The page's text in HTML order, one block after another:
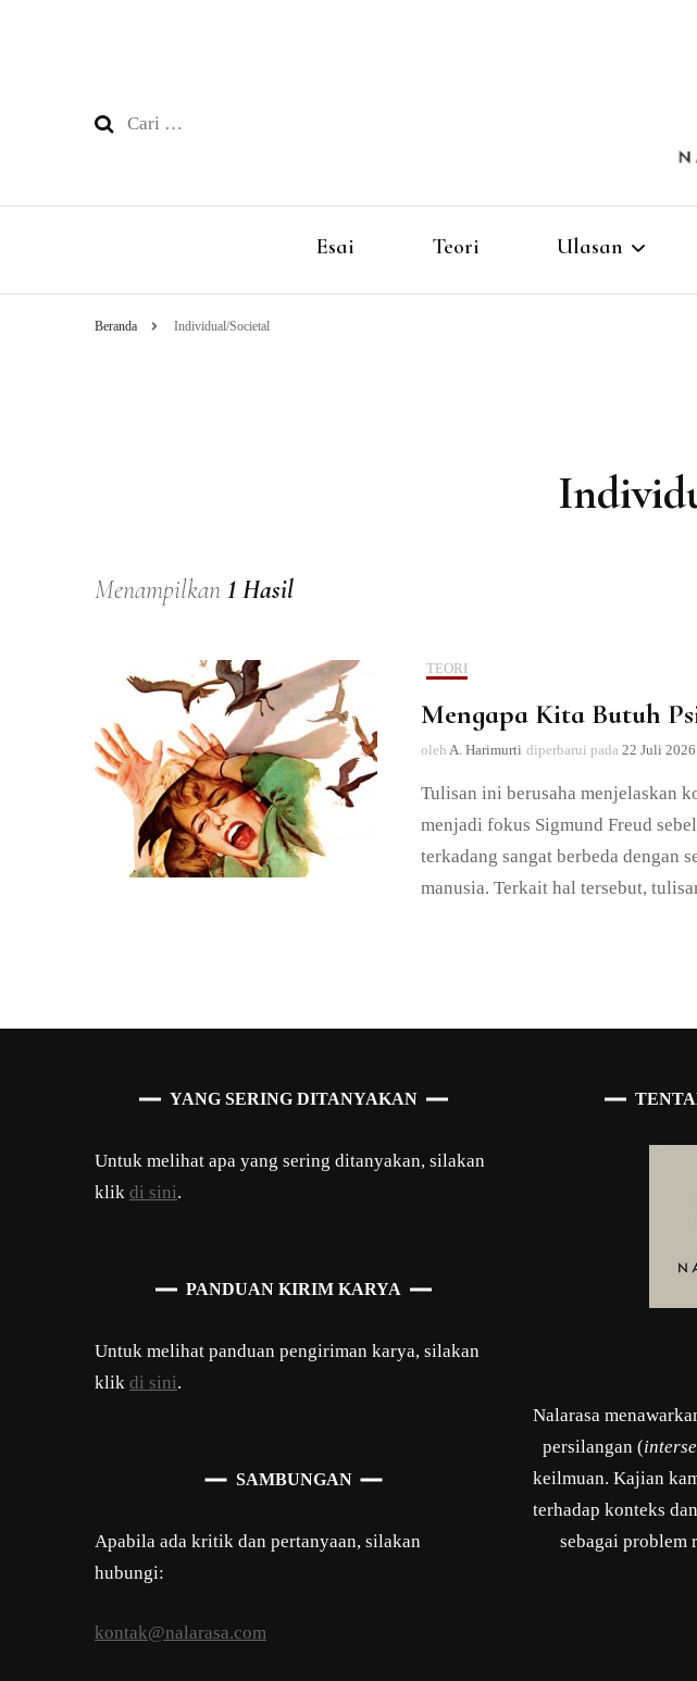
Cari
Nalarasa
Esai Teori Ulasan
Lain-lain
Beranda Individual/Societal
Menampilkan 1 Hasil
TEORI
Mengapa Kita Butuh
oleh A. Harimurti diperbarui pada 22 Juli 2026
Tulisan ini berusaha menjelaskan
menjadi fokus Sigmund Freud
terkadang sangat berbeda dengan
manusia. Terkait hal tersebut,
YANG SERING DITANYAKAN
Untuk melihat apa yang sering ditanyakan, silakan
klik di sini.
PANDUAN KIRIM KARYA
Untuk melihat panduan pengiriman karya, silakan
klik di sini.
SAMBUNGAN
Apabila ada kritik dan pertanyaan, silakan
hubungi:
kontak@nalarasa.com
Nalarasa
persilangan (
keilmuan. Kajian
terhadap konteks
sebagai problem